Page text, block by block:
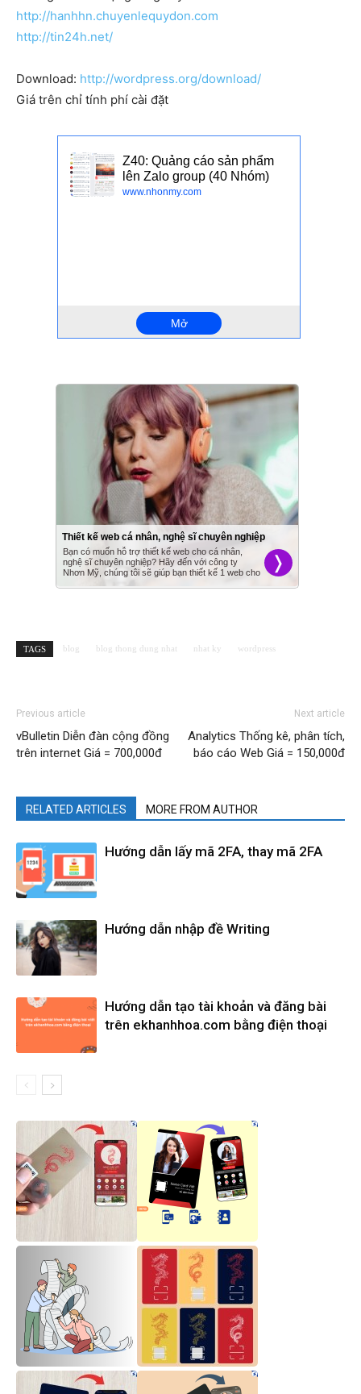
http://hanhhn.chuyenlequydon.com
http://tin24h.net/
Download: http://wordpress.org/download/
Giá trên chỉ tính phí cài đặt
TAGS blog blog thong dung nhat nhat ky wordpress
Previous article
vBulletin Diễn đàn cộng đồng
trên internet Giá = 700,000đ
Next article
Analytics Thống kê, phân tích,
báo cáo Web Giá = 150,000đ
RELATED ARTICLES MORE FROM AUTHOR
Hướng dẫn lấy mã 2FA, thay mã 2FA
Hướng dẫn nhập đề Writing
Hướng dẫn tạo tài khoản và đăng bài
trên ekhanhhoa.com bằng điện thoại